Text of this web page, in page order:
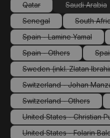
Qatar
(Diese Option ist zurzeit
Saudi Arabia
(Diese
Senegal
(Diese Option ist zurzeit
South
Spain - Lamine Yamal
(Diese Option ist
Spain - Others
(Diese Option ist
Sweden (inkl. Zlatan
(Diese
Switzerland - Johan
Switzerland - Others
(Diese Option ist
United States - Christian
(Diese
United States - Folarin